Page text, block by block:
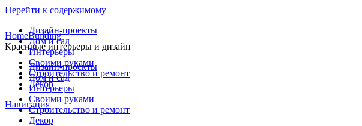
Перейти к содержимому
Дизайн-проекты
Дом и сад
Интерьеры
Своими руками
Строительство и ремонт
Декор
Навигация
HomeBuilding
Красивые интерьеры и дизайн
Дизайн-проекты
Дом и сад
Интерьеры
Своими руками
Строительство и ремонт
Декор